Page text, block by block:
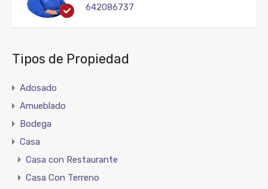
642086737
Tipos de Propiedad
Adosado
Amueblado
Bodega
Casa
Casa con Restaurante
Casa Con Terreno